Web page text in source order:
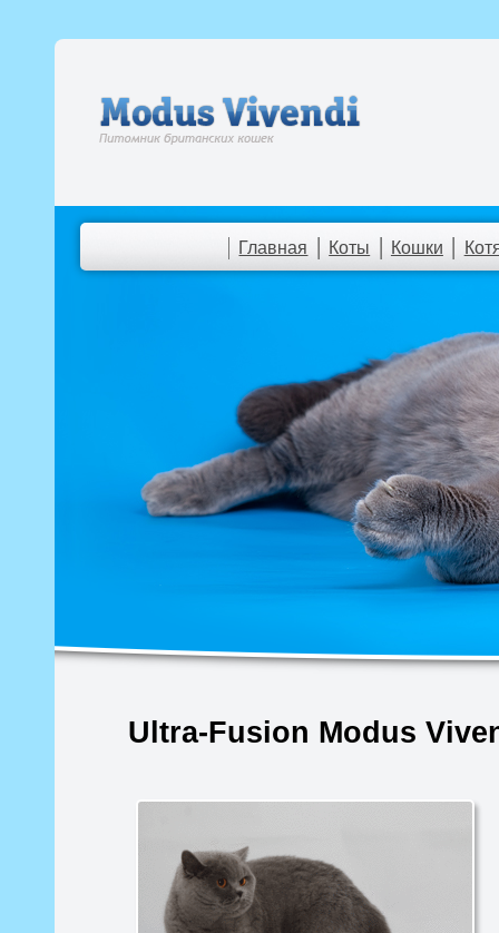
Главная Коты Кошки
Ultra-Fusion Modus